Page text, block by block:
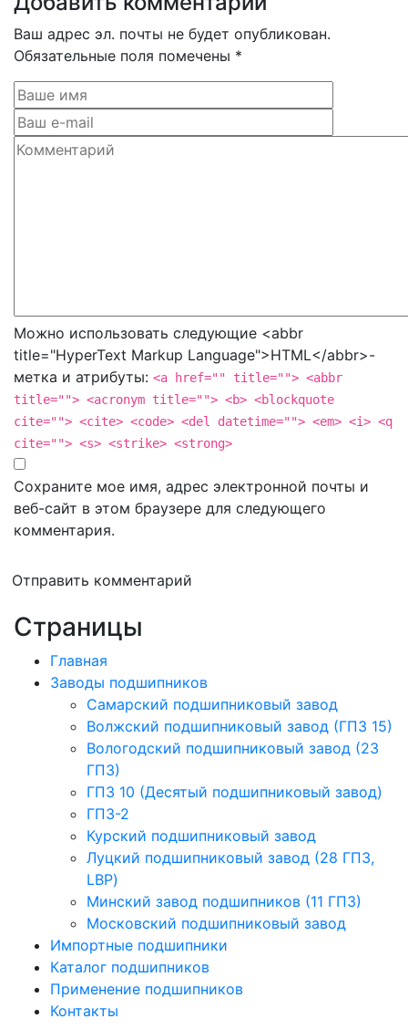
Ваш адрес эл. почты не будет опубликован.
Обязательные поля помечены *
Можно использовать следующие <abbr
title="HyperText Markup Language">HTML</abbr>-
метка и атрибуты: <a href="" title=""> <abbr
title=""> <acronym title=""> <b> <blockquote
cite=""> <cite> <code> <del datetime=""> <em> <i> <q
cite=""> <s> <strike> <strong>
Сохраните мое имя, адрес электронной почты и
веб-сайт в этом браузере для следующего
комментария.
Отправить комментарий
Страницы
Главная
Заводы подшипников
Cамарский подшипниковый завод
Волжский подшипниковый завод (ГПЗ 15)
Вологодский подшипниковый завод (23
ГПЗ)
ГПЗ 10 (Десятый подшипниковый завод)
ГПЗ-2
Курский подшипниковый завод
Луцкий подшипниковый завод (28 ГПЗ,
LBP)
Минский завод подшипников (11 ГПЗ)
Московский подшипниковый завод
Импортные подшипники
Каталог подшипников
Применение подшипников
Контакты